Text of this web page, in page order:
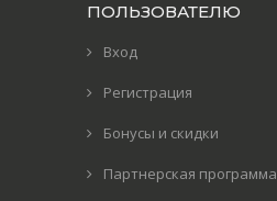
ПОЛЬЗОВАТЕЛЮ
Вход
Регистрация
Бонусы и скидки
Партнерская программа